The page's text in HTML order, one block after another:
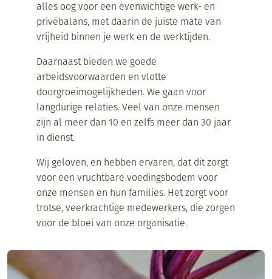
alles oog voor een evenwichtige werk- en
privébalans, met daarin de juiste mate van
vrijheid binnen je werk en de werktijden.
Daarnaast bieden we goede
arbeidsvoorwaarden en vlotte
doorgroeimogelijkheden. We gaan voor
langdurige relaties. Veel van onze mensen
zijn al meer dan 10 en zelfs meer dan 30 jaar
in dienst.
Wij geloven, en hebben ervaren, dat dit zorgt
voor een vruchtbare voedingsbodem voor
onze mensen en hun families. Het zorgt voor
trotse, veerkrachtige medewerkers, die zorgen
voor de bloei van onze organisatie.